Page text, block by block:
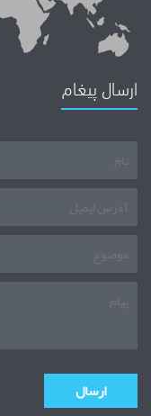
ارسال پیغام